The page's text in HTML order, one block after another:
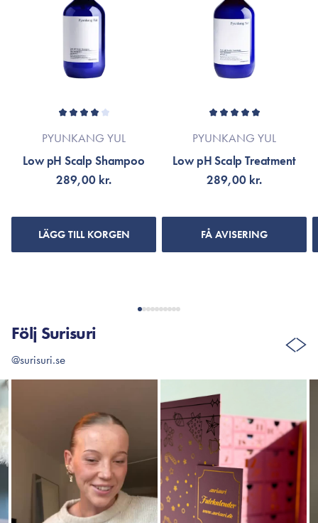
PYUNKANG YUL
Low pH Scalp Shampoo
289,00 kr.
LÄGG TILL KORGEN
PYUNKANG YUL
Low pH Scalp Treatment
289,00 kr.
FÅ AVISERING
Följ Surisuri
@surisuri.se